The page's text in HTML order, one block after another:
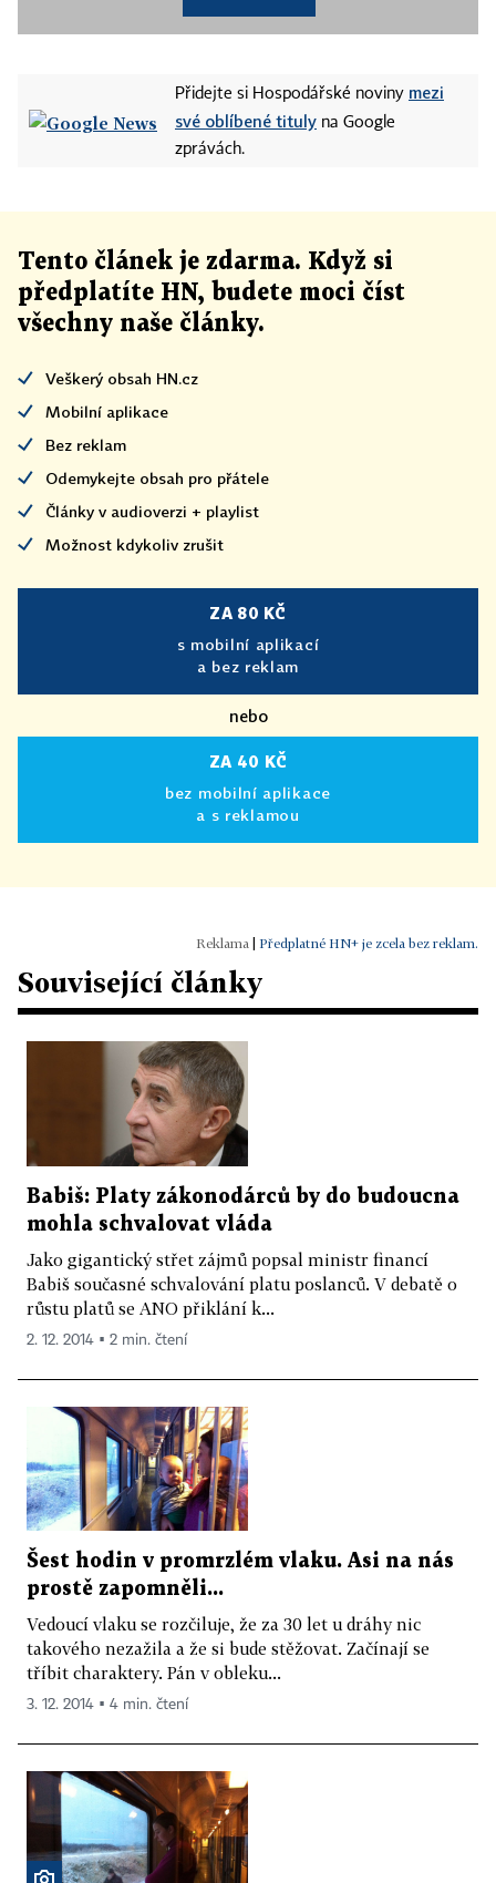
Přidejte si Hospodářské noviny mezi
své oblíbené tituly na Google
zprávách.
Tento článek je zdarma. Když si
předplatíte HN, budete moci číst
všechny naše články.
Veškerý obsah HN.cz
Mobilní aplikace
Bez reklam
Odemykejte obsah pro přátele
Články v audioverzi + playlist
Možnost kdykoliv zrušit
ZA 80 KČ
s mobilní aplikací
a bez reklam
nebo
ZA 40 KČ
bez mobilní aplikace
a s reklamou
Předplatné HN+ je zcela bez reklam.
Související články
Babiš: Platy zákonodárců by do budoucna
mohla schvalovat vláda
Jako gigantický střet zájmů popsal ministr financí
Babiš současné schvalování platu poslanců. V debatě o
růstu platů se ANO přiklání k...
2. 12. 2014 ▪ 2 min. čtení
Šest hodin v promrzlém vlaku. Asi na nás
prostě zapomněli...
Vedoucí vlaku se rozčiluje, že za 30 let u dráhy nic
takového nezažila a že si bude stěžovat. Začínají se
tříbit charaktery. Pán v obleku...
3. 12. 2014 ▪ 4 min. čtení